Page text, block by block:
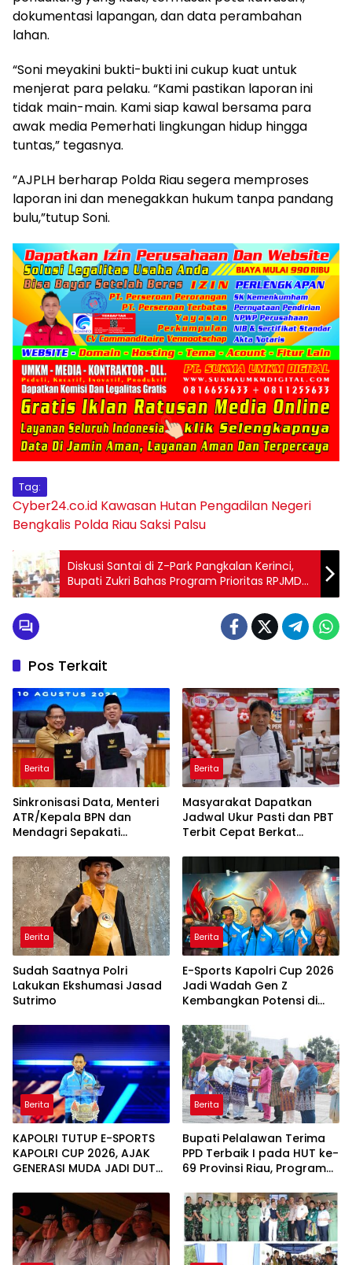
dokumentasi lapangan, dan data perambahan
lahan.
“Soni meyakini bukti-bukti ini cukup kuat untuk
menjerat para pelaku. “Kami pastikan laporan ini
tidak main-main. Kami siap kawal bersama para
awak media Pemerhati lingkungan hidup hingga
tuntas,” tegasnya.
​”AJPLH berharap Polda Riau segera memproses
laporan ini dan menegakkan hukum tanpa pandang
bulu,”tutup Soni.
Tag:
Cyber24.co.id Kawasan Hutan Pengadilan Negeri
Bengkalis Polda RiauSaksi Palsu
Diskusi Santai di Z-Park Pangkalan Kerinci,
Bupati Zukri Bahas Program Prioritas RPJMD
2025-2029
Pos Terkait
Berita
Sinkronisasi Data, Menteri
ATR/Kepala BPN dan
Mendagri Sepakati
NOP
Berita
Masyarakat Dapatkan
Jadwal Ukur Pasti dan PBT
Terbit Cepat Berkat
Terjadwal
Berita
Sudah Saatnya Polri
Lakukan Ekshumasi Jasad
Sutrimo
Berita
E-Sports Kapolri Cup 2026
Jadi Wadah Gen Z
Kembangkan Potensi di
Berita
KAPOLRI TUTUP E-SPORTS
KAPOLRI CUP 2026, AJAK
GENERASI MUDA JADI DUTA
LAPORKAN GANGGUAN KE
110
Berita
Bupati Pelalawan Terima
PPD Terbaik I pada HUT ke-
69 Provinsi Riau, Program
Sorotan